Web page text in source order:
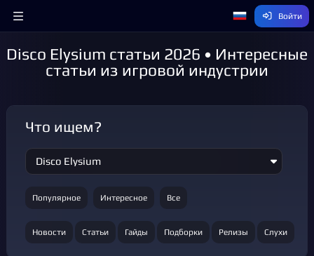
Войти
Disco Elysium статьи 2026 • Интересные
статьи из игровой индустрии
Что ищем?
Популярное Интересное Все
Новости Статьи Гайды Подборки Релизы Слухи